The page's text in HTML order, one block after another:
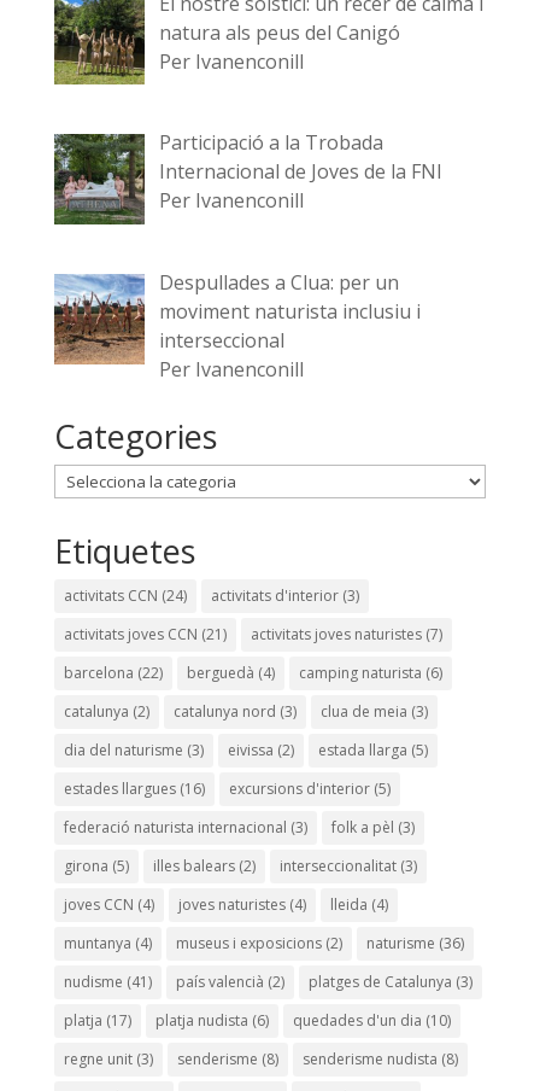
natura als peus del Canigó
Per Ivanenconill
Participació a la Trobada
Internacional de Joves de la FNI
Per Ivanenconill
Despullades a Clua: per un
moviment naturista inclusiu i
interseccional
Per Ivanenconill
Categories
Categories
Etiquetes
activitats CCN (24) activitats d'interior(3)
activitats joves CCN (21) activitats joves naturistes(7)
barcelona (22) berguedà (4) camping naturista (6)
catalunya (2) catalunya nord (3) clua de meia (3)
dia del naturisme (3) eivissa (2) estada llarga (5)
estades llargues(16) excursions d'interior(5)
federació naturista internacional (3) folk a pèl (3)
girona (5) illes balears(2) interseccionalitat(3)
joves CCN (4) joves naturistes(4) lleida (4)
muntanya (4) museus i exposicions(2) naturisme (36)
nudisme (41) país valencià (2) platges de Catalunya (3)
platja (17) platja nudista (6) quedades d'un dia (10)
regne unit(3) senderisme (8) senderisme nudista (8)